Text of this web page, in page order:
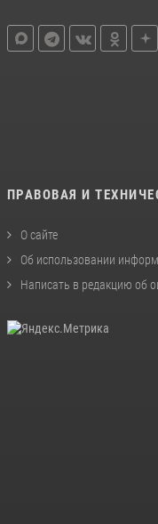
ПРАВОВАЯ И
О сайте
Об использовании
Написать в редакцию об